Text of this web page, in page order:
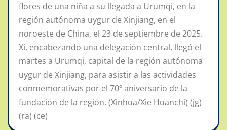
flores de una niña a su llegada a Urumqi, en la
región autónoma uygur de Xinjiang, en el
noroeste de China, el 23 de septiembre de 2025.
Xi, encabezando una delegación central, llegó el
martes a Urumqi, capital de la región autónoma
uygur de Xinjiang, para asistir a las actividades
conmemorativas por el 70º aniversario de la
fundación de la región. (Xinhua/Xie Huanchi) (jg)
(ra) (ce)